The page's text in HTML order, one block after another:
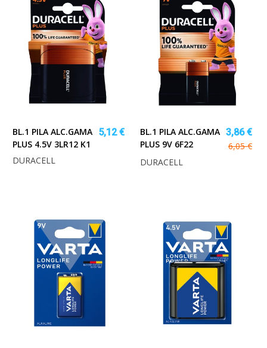
BL.1 PILA ALC.GAMA
PLUS 4.5V 3LR12 K1
5,12 €
DURACELL
BL.1 PILA ALC.GAMA
PLUS 9V 6F22
3,86 €
6,05 €
DURACELL